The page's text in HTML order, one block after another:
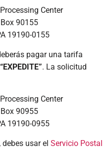
Center
90155
19190-0155
pagar una tarifa
“EXPEDITE”. La solicitud
Center
90955
19190-0955
usar el Servicio Postal